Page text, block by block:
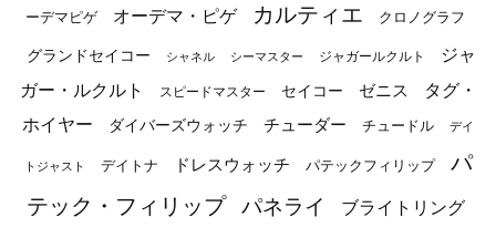
ーデマピゲ オーデマ・ピゲ カルティエ クロノグラフ
グランドセイコー シャネル シーマスター ジャガールクルト
ジャ
ガー・ルクルト
スピードマスター セイコー ゼニス
タグ・
ホイヤー
ダイバーズウォッチ チューダー チュードル デイ
トジャスト デイトナ ドレスウォッチ パテックフィリップ
パ
テック・フィリップ
パネライ ブライトリング